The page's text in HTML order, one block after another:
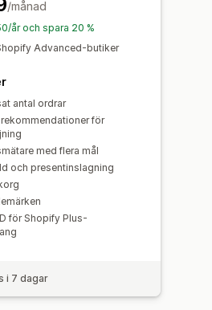
/månad
år och spara 20 %
Advanced-butiker
antal ordrar
för
med flera mål
och presentinslagning
för Shopify Plus-
i 7 dagar